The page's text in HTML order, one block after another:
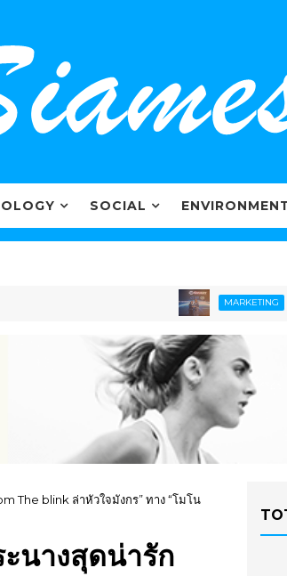
SOCIAL
MARKETING ไครโอวิว
The blink ล่าหัวใจมังกร” ทาง “โมโน
ะนางสุดน่ารัก